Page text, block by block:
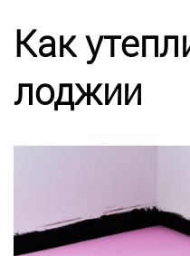
Как
лоджии